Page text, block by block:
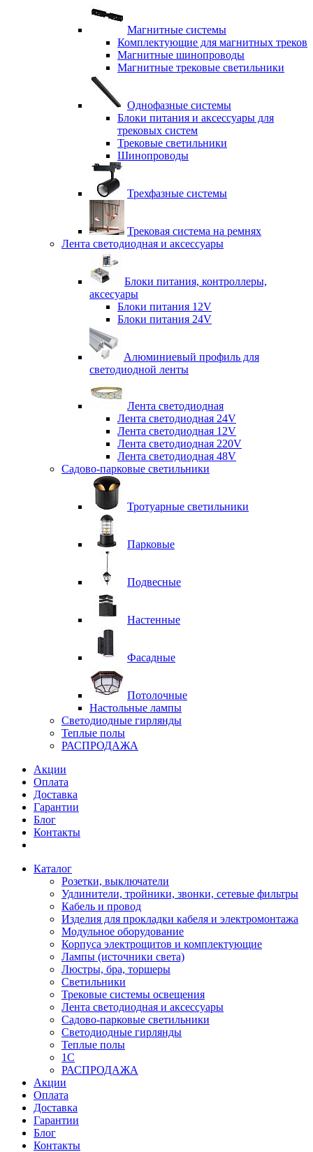
Магнитные системы
Комплектующие для магнитных треков
Магнитные шинопроводы
Магнитные трековые светильники
Однофазные системы
Блоки питания и аксессуары для
трековых систем
Трековые светильники
Шинопроводы
Трехфазные системы
Трековая система на ремнях
Лента светодиодная и аксессуары
Блоки питания, контроллеры,
аксесуары
Блоки питания 12V
Блоки питания 24V
Алюминиевый профиль для
светодиодной ленты
Лента светодиодная
Лента светодиодная 24V
Лента светодиодная 12V
Лента светодиодная 220V
Лента светодиодная 48V
Садово-парковые светильники
Тротуарные светильники
Парковые
Подвесные
Настенные
Фасадные
Потолочные
Настольные лампы
Светодиодные гирлянды
Теплые полы
РАСПРОДАЖА
Акции
Оплата
Доставка
Гарантии
Блог
Контакты
Каталог
Розетки, выключатели
Удлинители, тройники, звонки, сетевые фильтры
Кабель и провод
Изделия для прокладки кабеля и электромонтажа
Модульное оборудование
Корпуса электрощитов и комплектующие
Лампы (источники света)
Люстры, бра, торшеры
Светильники
Трековые системы освещения
Лента светодиодная и аксессуары
Садово-парковые светильники
Светодиодные гирлянды
Теплые полы
1С
РАСПРОДАЖА
Акции
Оплата
Доставка
Гарантии
Блог
Контакты